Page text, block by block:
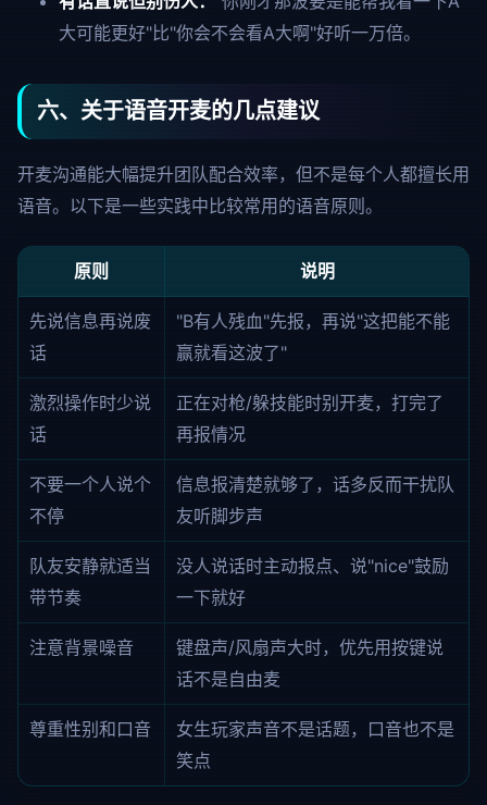
大可能更好"比"你会不会看A大啊"好听一万倍。
六、关于语音开麦的几点建议
开麦沟通能大幅提升团队配合效率，但不是每个人都擅长用
语音。以下是一些实践中比较常用的语音原则。
原则 说明
先说信息再说废
话
"B有人残血"先报，再说"这把能不能
赢就看这波了"
激烈操作时少说
话
正在对枪/躲技能时别开麦，打完了
再报情况
不要一个人说个
不停
信息报清楚就够了，话多反而干扰队
友听脚步声
队友安静就适当
带节奏
没人说话时主动报点、说"nice"鼓励
一下就好
注意背景噪音
键盘声/风扇声大时，优先用按键说
话不是自由麦
尊重性别和口音
女生玩家声音不是话题，口音也不是
笑点